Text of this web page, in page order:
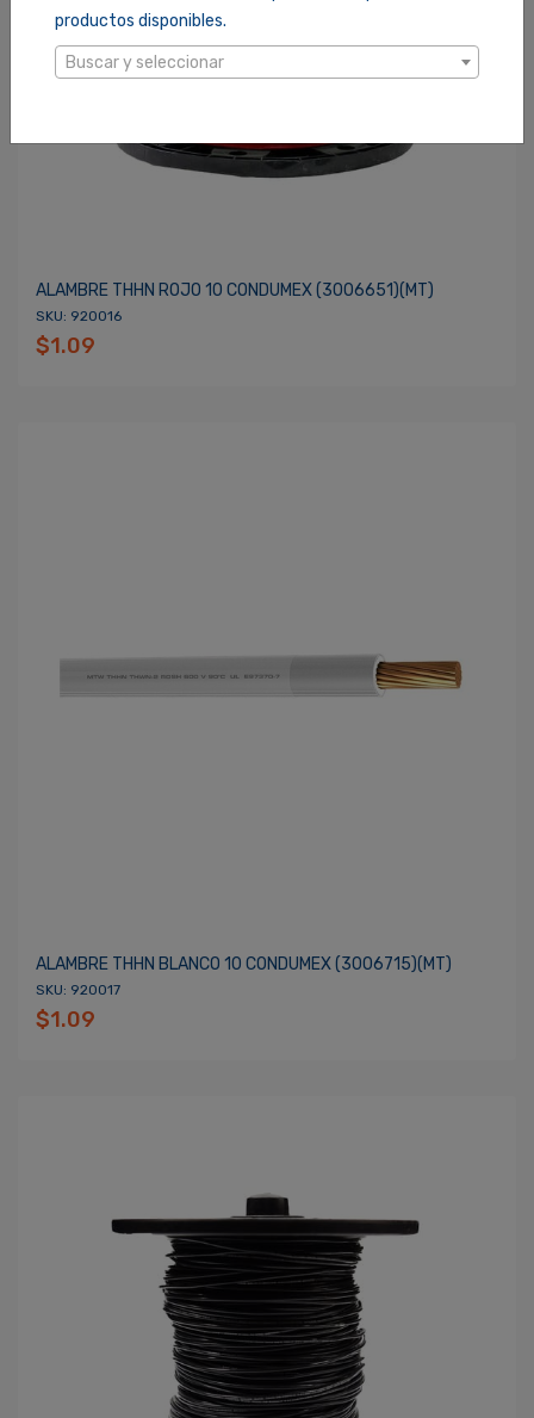
productos disponibles.
Buscar y seleccionar
ALAMBRE THHN ROJO 10 CONDUMEX (3006651)(MT)
SKU: 920016
$1.09
ALAMBRE THHN BLANCO 10 CONDUMEX (3006715)(MT)
SKU: 920017
$1.09